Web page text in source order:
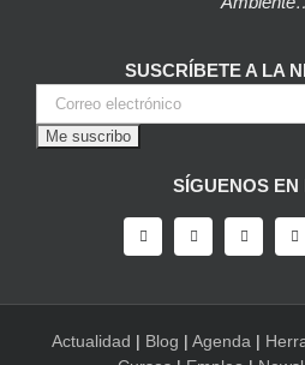
SUSCRÍBETE A LA
SÍGUENOS EN
Actualidad | Blog | Agenda |